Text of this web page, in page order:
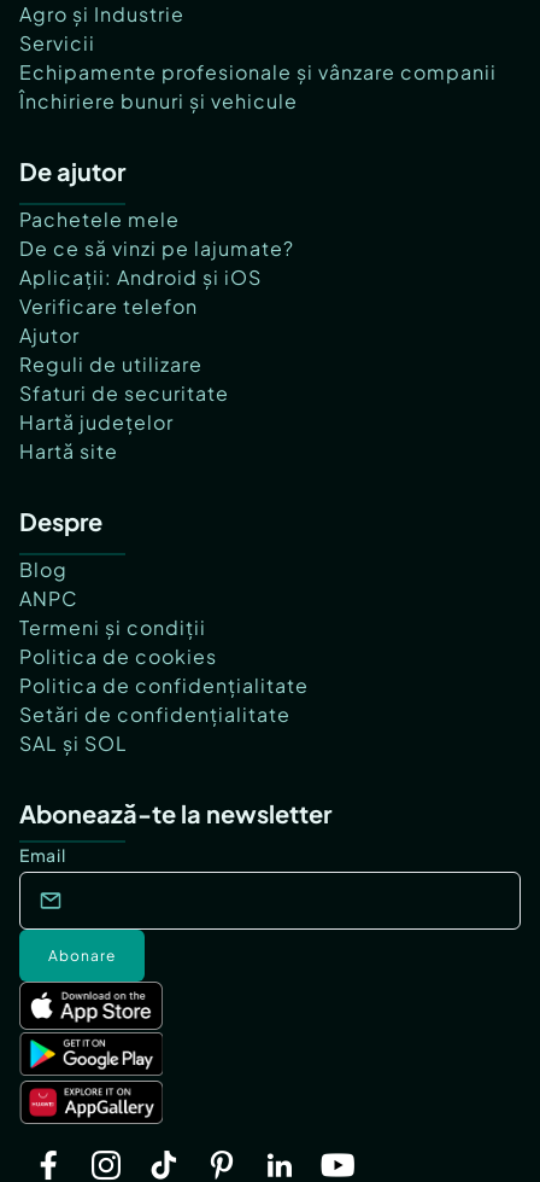
Agro și Industrie
Servicii
Echipamente profesionale și vânzare companii
Închiriere bunuri și vehicule
De ajutor
Pachetele mele
De ce să vinzi pe lajumate?
Aplicații: Android și iOS
Verificare telefon
Ajutor
Reguli de utilizare
Sfaturi de securitate
Hartă județelor
Hartă site
Despre
Blog
ANPC
Termeni și condiții
Politica de cookies
Politica de confidențialitate
Setări de confidențialitate
SAL și SOL
Abonează-te la newsletter
Email
Abonare